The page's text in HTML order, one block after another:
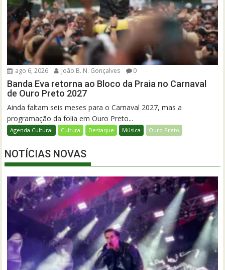
ago 6, 2026 João B. N. Gonçalves 0
Banda Eva retorna ao Bloco da Praia no Carnaval
de Ouro Preto 2027
Ainda faltam seis meses para o Carnaval 2027, mas a
programação da folia em Ouro Preto...
Agenda Cultural Cultura Destaque Música Ouro Preto
NOTÍCIAS NOVAS